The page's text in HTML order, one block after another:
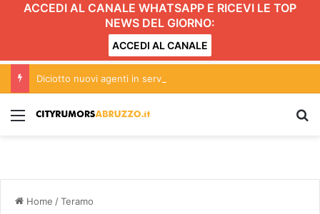
ACCEDI AL CANALE WHATSAPP E RICEVI LE TOP
NEWS DEL GIORNO:
ACCEDI AL CANALE
Diciotto nuovi agenti in servizio alla questura di Teramo
Menu
Home /Teramo